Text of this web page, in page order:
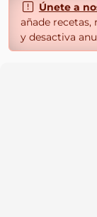
Únete a
añade
y desactiva